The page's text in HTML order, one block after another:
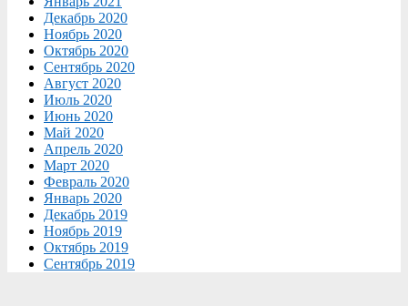
Декабрь 2020
Ноябрь 2020
Октябрь 2020
Сентябрь 2020
Август 2020
Июль 2020
Июнь 2020
Май 2020
Апрель 2020
Март 2020
Февраль 2020
Январь 2020
Декабрь 2019
Ноябрь 2019
Октябрь 2019
Сентябрь 2019